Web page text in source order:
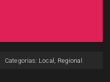
Categorias: Local Regional